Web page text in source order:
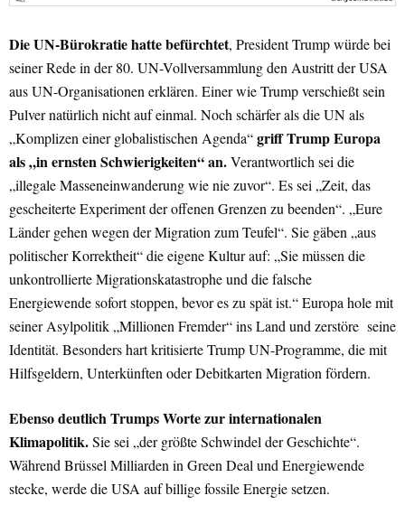
Die UN-Bürokratie hatte befürchtet, President Trump würde bei
seiner Rede in der 80. UN-Vollversammlung den Austritt der USA
aus UN-Organisationen erklären. Einer wie Trump verschießt sein
Pulver natürlich nicht auf einmal. Noch schärfer als die UN als
„Komplizen einer globalistischen Agenda“griff Trump Europa
als „in ernsten Schwierigkeiten“ an.Verantwortlich sei die
„illegale Masseneinwanderung wie nie zuvor“. Es sei „Zeit, das
gescheiterte Experiment der offenen Grenzen zu beenden“. „Eure
Länder gehen wegen der Migration zum Teufel“. Sie gäben „aus
politischer Korrektheit“ die eigene Kultur auf: „Sie müssen die
unkontrollierte Migrationskatastrophe und die falsche
Energiewende sofort stoppen, bevor es zu spät ist.“ Europa hole mit
seiner Asylpolitik „Millionen Fremder“ ins Land und zerstöre seine
Identität. Besonders hart kritisierte Trump UN-Programme, die mit
Hilfsgeldern, Unterkünften oder Debitkarten Migration fördern.
Ebenso deutlich Trumps Worte zur internationalen
Klimapolitik.Sie sei „der größte Schwindel der Geschichte“.
Während Brüssel Milliarden in Green Deal und Energiewende
stecke, werde die USA auf billige fossile Energie setzen.